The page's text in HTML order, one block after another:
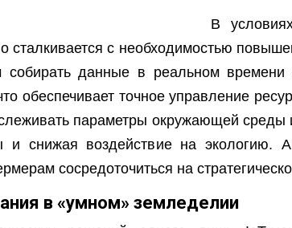
В
сталкивается с необходимостью
собирать данные в реальном
обеспечивает точное управление
параметры окружающей среды
снижая воздействие на экологию.
сосредоточиться на
в «умном» земледелии